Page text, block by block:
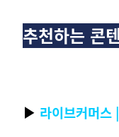
추천하는 콘
▶ 라이브커머스